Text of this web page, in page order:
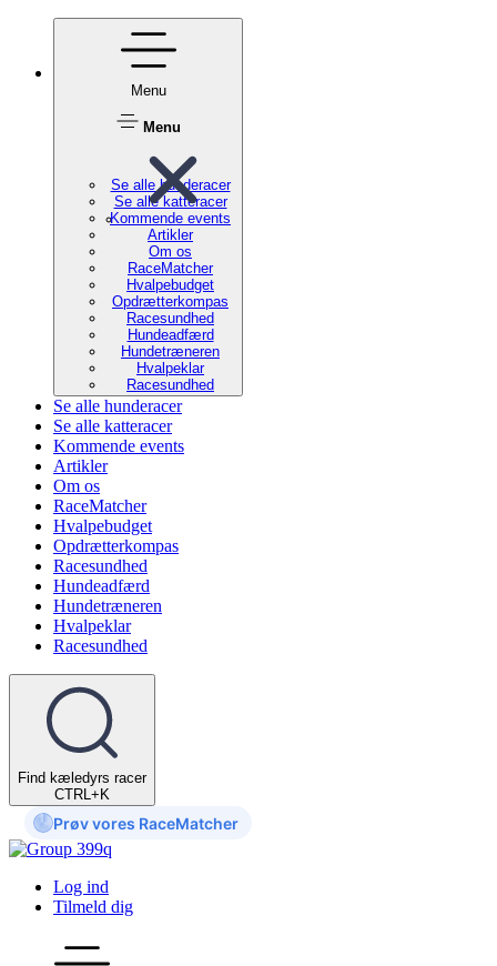
Menu
Menu
Se alle hunderacer
Se alle katteracer
Kommende events
Artikler
Om os
RaceMatcher
Hvalpebudget
Opdrætterkompas
Racesundhed
Hundeadfærd
Hundetræneren
Hvalpeklar
Racesundhed
Se alle hunderacer
Se alle katteracer
Kommende events
Artikler
Om os
RaceMatcher
Hvalpebudget
Opdrætterkompas
Racesundhed
Hundeadfærd
Hundetræneren
Hvalpeklar
Racesundhed
Find kæledyrs racer
CTRL+K
Prøv vores RaceMatcher
Log ind
Tilmeld dig